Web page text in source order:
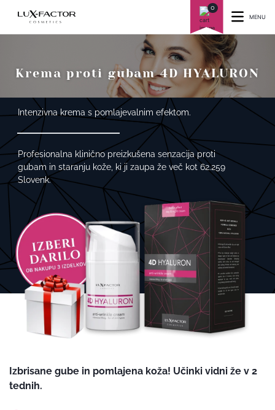
0
MENU
Krema proti gubam 4D HYALURON
Intenzivna krema s pomlajevalnim efektom.
Profesionalna klinično preizkušena senzacija proti
gubam in staranju kože, ki ji zaupa že več kot 62.259
Slovenk.
Izbrisane gube in pomlajena koža! Učinki vidni že v 2
tednih.